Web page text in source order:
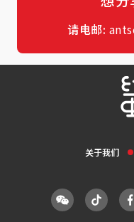
请电邮:
关于我们